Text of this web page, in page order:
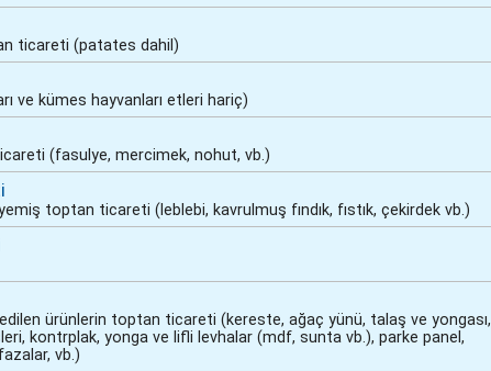
ticareti (patates dahil)
ve kümes hayvanları etleri hariç)
(fasulye, mercimek, nohut, vb.)
toptan ticareti (leblebi, kavrulmuş fındık, fıstık, çekirdek vb.)
ürünlerin toptan ticareti (kereste, ağaç yünü, talaş ve yongası,
kontrplak, yonga ve lifli levhalar (mdf, sunta vb.), parke panel,
vb.)